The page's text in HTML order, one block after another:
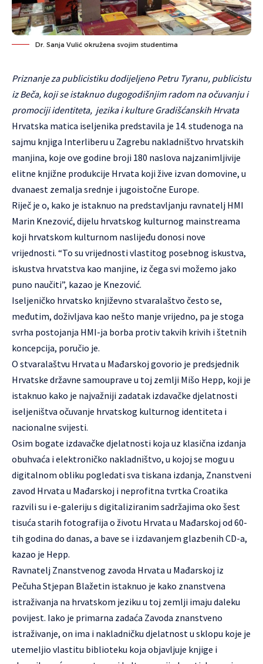
Dr. Sanja Vulić okružena svojim studentima
Priznanje za publicistiku dodijeljeno Petru Tyranu, publicistu
iz Beča, koji se istaknuo dugogodišnjim radom na očuvanju i
promociji identiteta, jezika i kulture Gradišćanskih Hrvata
Hrvatska matica iseljenika predstavila je 14. studenoga na
sajmu knjiga Interliberu u Zagrebu nakladništvo hrvatskih
manjina, koje ove godine broji 180 naslova najzanimljivije
elitne knjižne produkcije Hrvata koji žive izvan domovine, u
dvanaest zemalja srednje i jugoistočne Europe.
Riječ je o, kako je istaknuo na predstavljanju ravnatelj HMI
Marin Knezović, dijelu hrvatskog kulturnog mainstreama
koji hrvatskom kulturnom naslijeđu donosi nove
vrijednosti. “To su vrijednosti vlastitog posebnog iskustva,
iskustva hrvatstva kao manjine, iz čega svi možemo jako
puno naučiti”, kazao je Knezović.
Iseljeničko hrvatsko književno stvaralaštvo često se,
međutim, doživljava kao nešto manje vrijedno, pa je stoga
svrha postojanja HMI-ja borba protiv takvih krivih i štetnih
koncepcija, poručio je.
O stvaralaštvu Hrvata u Mađarskoj govorio je predsjednik
Hrvatske državne samouprave u toj zemlji Mišo Hepp, koji je
istaknuo kako je najvažniji zadatak izdavačke djelatnosti
iseljeništva očuvanje hrvatskog kulturnog identiteta i
nacionalne svijesti.
Osim bogate izdavačke djelatnosti koja uz klasična izdanja
obuhvaća i elektroničko nakladništvo, u kojoj se mogu u
digitalnom obliku pogledati sva tiskana izdanja, Znanstveni
zavod Hrvata u Mađarskoj i neprofitna tvrtka Croatika
razvili su i e-galeriju s digitaliziranim sadržajima oko šest
tisuća starih fotografija o životu Hrvata u Mađarskoj od 60-
tih godina do danas, a bave se i izdavanjem glazbenih CD-a,
kazao je Hepp.
Ravnatelj Znanstvenog zavoda Hrvata u Mađarskoj iz
Pečuha Stjepan Blažetin istaknuo je kako znanstvena
istraživanja na hrvatskom jeziku u toj zemlji imaju daleku
povijest. Iako je primarna zadaća Zavoda znanstveno
istraživanje, on ima i nakladničku djelatnost u sklopu koje je
utemeljio vlastitu biblioteku koja objavljuje knjige i